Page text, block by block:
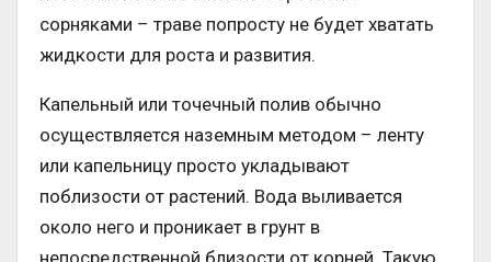
сорняками – траве попросту не будет хватать
жидкости для роста и развития.
Капельный или точечный полив обычно
осуществляется наземным методом – ленту
или капельницу просто укладывают
поблизости от растений. Вода выливается
около него и проникает в грунт в
непосредственной близости от корней. Такую